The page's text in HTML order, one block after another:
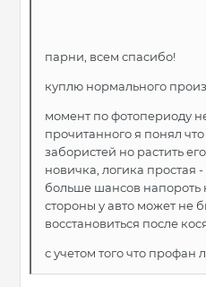
парни, всем спасибо!
куплю нормального
момент по фотопериоду
прочитанного я понял
забористей но растить
новичка, логика простая
больше шансов напороть
стороны у авто может не
восстановиться после
с учетом того что профан